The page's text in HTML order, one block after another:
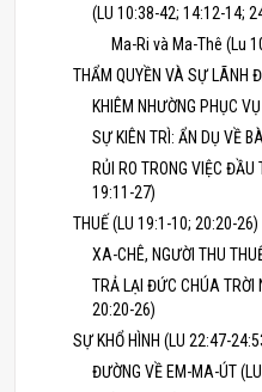
(LU 10:38-42; 14:12-14;
Ma-Ri và Ma-Thê (Lu
THẨM QUYỀN VÀ SỰ LÃNH
KHIÊM NHƯỜNG PHỤC
SỰ KIÊN TRÌ: ẨN DỤ VỀ
RỦI RO TRONG VIỆC
19:11-27)
THUẾ (LU 19:1-10; 20:20-26)
XA-CHÊ, NGƯỜI THU
TRẢ LẠI ĐỨC CHÚA TRỜI
20:20-26)
SỰ KHỔ HÌNH (LU 22:47-
ĐƯỜNG VỀ EM-MA-ÚT